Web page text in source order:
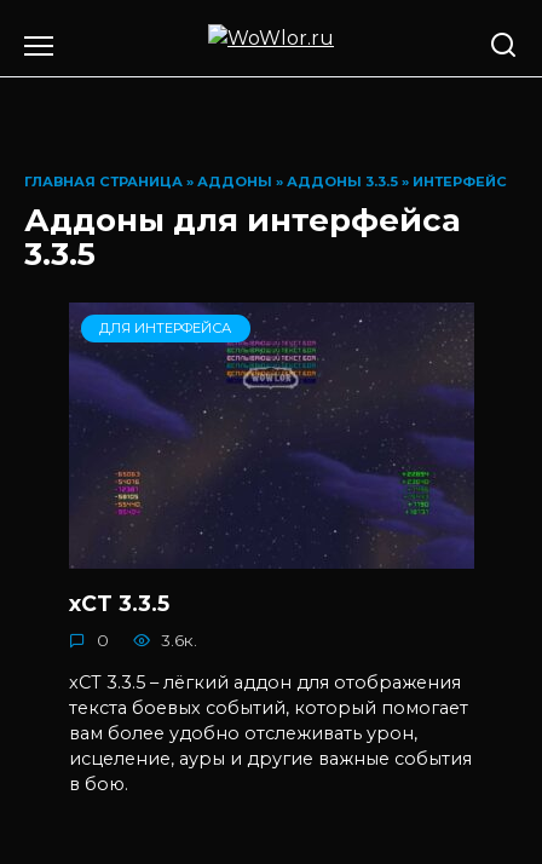
содержанию
ГЛАВНАЯ СТРАНИЦА » АДДОНЫ » АДДОНЫ 3.3.5 » ИНТЕРФЕЙС
Аддоны для интерфейса
3.3.5
ДЛЯ ИНТЕРФЕЙСА
xCT 3.3.5
0 3.6к.
xCT 3.3.5 – лёгкий аддон для отображения
текста боевых событий, который помогает
вам более удобно отслеживать урон,
исцеление, ауры и другие важные события
в бою.